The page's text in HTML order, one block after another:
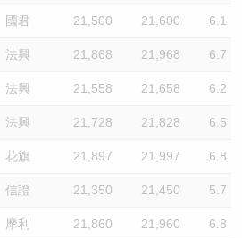
國君 21,500 21,600 6.1
法興 21,868 21,968 6.7
法興 21,558 21,658 6.2
法興 21,728 21,828 6.5
花旗 21,897 21,997 6.8
信證 21,350 21,450 5.7
摩利 21,860 21,960 6.8